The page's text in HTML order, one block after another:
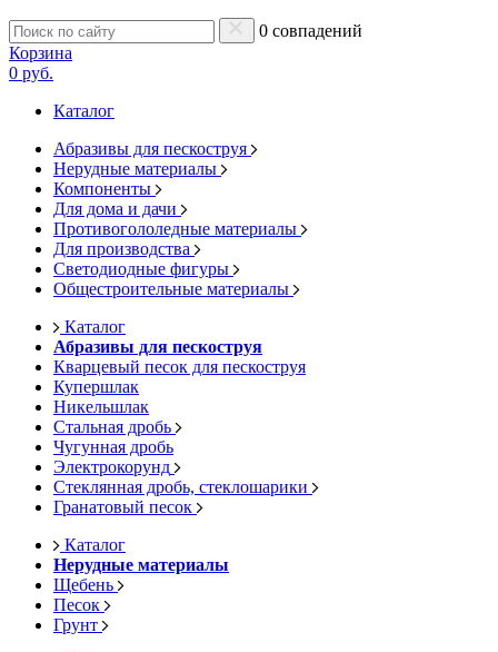
0 совпадений
Корзина
0 руб.
Каталог
Абразивы для пескоструя
Нерудные материалы
Компоненты
Для дома и дачи
Противогололедные материалы
Для производства
Светодиодные фигуры
Общестроительные материалы
Каталог
Абразивы для пескоструя
Кварцевый песок для пескоструя
Купершлак
Никельшлак
Стальная дробь
Чугунная дробь
Электрокорунд
Стеклянная дробь, стеклошарики
Гранатовый песок
Каталог
Нерудные материалы
Щебень
Песок
Грунт